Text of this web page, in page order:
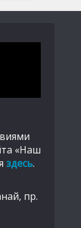
«Наш
здесь.
пр.